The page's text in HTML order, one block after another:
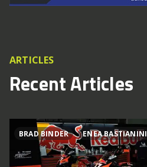
ARTICLES
Recent Articles
BRAD BINDER ENEA BASTIANINI